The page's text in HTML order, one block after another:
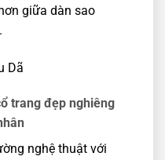
giữa dàn sao
trang đẹp nghiêng
nghệ thuật với